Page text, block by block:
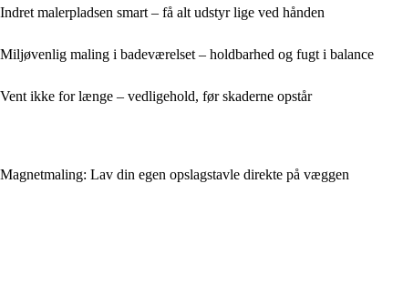
Indret malerpladsen smart – få alt udstyr lige ved hånden
Miljøvenlig maling i badeværelset – holdbarhed og fugt i balance
Vent ikke for længe – vedligehold, før skaderne opstår
Magnetmaling: Lav din egen opslagstavle direkte på væggen